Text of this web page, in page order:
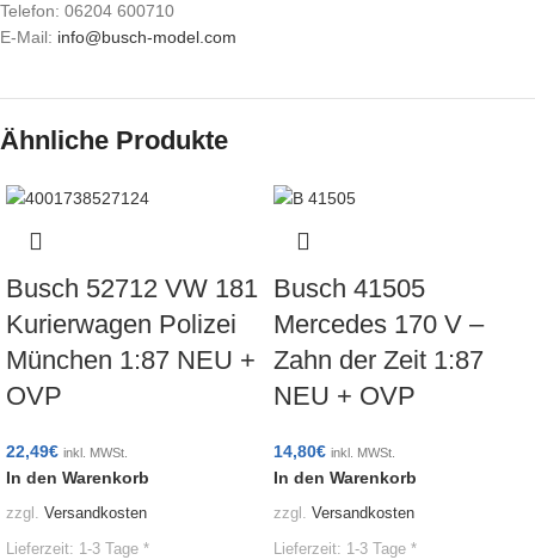
Telefon: 06204 600710
E-Mail: info@busch-model.com
Ähnliche Produkte
Busch 52712 VW 181
Kurierwagen Polizei
München 1:87 NEU +
OVP
22,49€ inkl. MWSt.
In den Warenkorb
zzgl. Versandkosten
Lieferzeit: 1-3 Tage *
Busch 41505
Mercedes 170 V –
Zahn der Zeit 1:87
NEU + OVP
14,80€ inkl. MWSt.
In den Warenkorb
zzgl. Versandkosten
Lieferzeit: 1-3 Tage *